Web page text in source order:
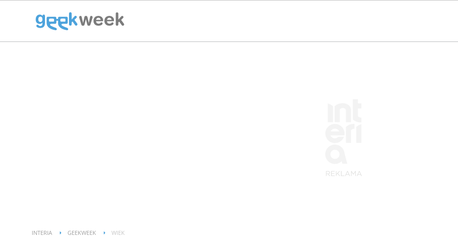
INTERIA GEEKWEEK WIEK